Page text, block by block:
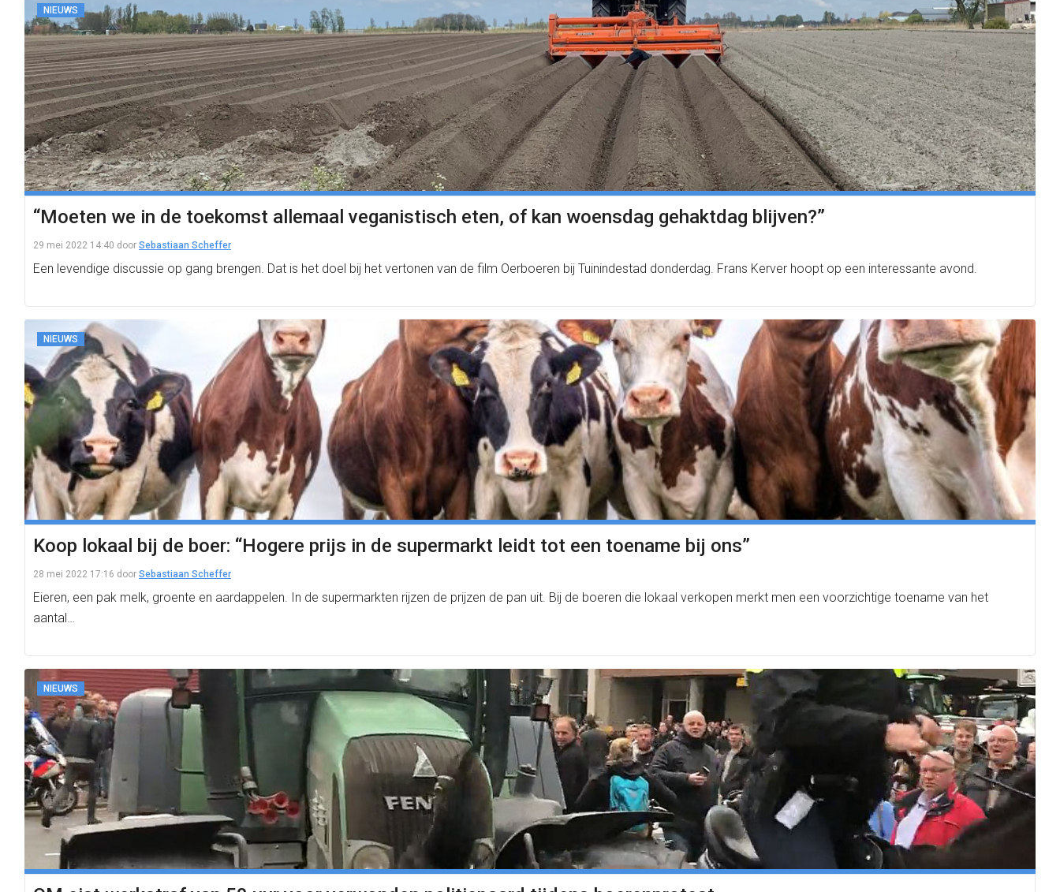
NIEUWS
“Moeten we in de toekomst allemaal veganistisch eten, of kan woensdag gehaktdag blijven?”
29 mei 2022 14:40 door Sebastiaan Scheffer
Een levendige discussie op gang brengen. Dat is het doel bij het vertonen van de film Oerboeren bij Tuinindestad donderdag. Frans Kerver hoopt op een interessante avond.
NIEUWS
Koop lokaal bij de boer: “Hogere prijs in de supermarkt leidt tot een toename bij ons”
28 mei 2022 17:16 door Sebastiaan Scheffer
Eieren, een pak melk, groente en aardappelen. In de supermarkten rijzen de prijzen de pan uit. Bij de boeren die lokaal verkopen merkt men een voorzichtige toename van het
aantal…
NIEUWS